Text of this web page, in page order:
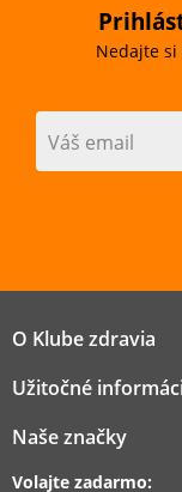
Nedajte
Váš email
O Klube zdravia
Užitočné
Naše značky
Volajte zadarmo: